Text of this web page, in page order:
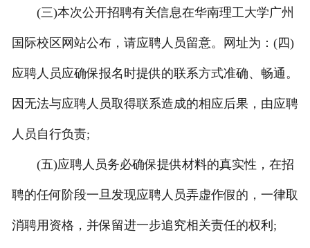
(三)本次公开招聘有关信息在华南理工大学广州
国际校区网站公布，请应聘人员留意。网址为：(四)
应聘人员应确保报名时提供的联系方式准确、畅通。
因无法与应聘人员取得联系造成的相应后果，由应聘
人员自行负责;
(五)应聘人员务必确保提供材料的真实性，在招
聘的任何阶段一旦发现应聘人员弄虚作假的，一律取
消聘用资格，并保留进一步追究相关责任的权利;